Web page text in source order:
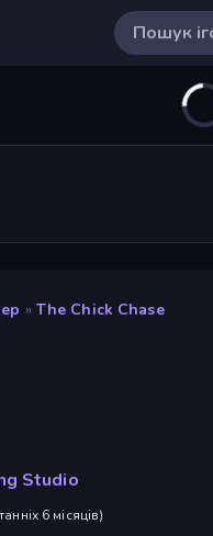
» The Chick Chase
Studio
6 місяців)